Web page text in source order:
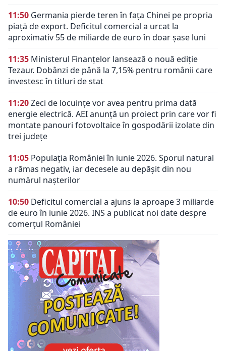
11:50 Germania pierde teren în fața Chinei pe propria
piață de export. Deficitul comercial a urcat la
aproximativ 55 de miliarde de euro în doar șase luni
11:35 Ministerul Finanțelor lansează o nouă ediție
Tezaur. Dobânzi de până la 7,15% pentru românii care
investesc în titluri de stat
11:20Zeci de locuințe vor avea pentru prima dată
energie electrică. AEI anunță un proiect prin care vor fi
montate panouri fotovoltaice în gospodării izolate din
trei județe
11:05 Populația României în iunie 2026. Sporul natural
a rămas negativ, iar decesele au depășit din nou
numărul nașterilor
10:50 Deficitul comercial a ajuns la aproape 3 miliarde
de euro în iunie 2026. INS a publicat noi date despre
comerțul României